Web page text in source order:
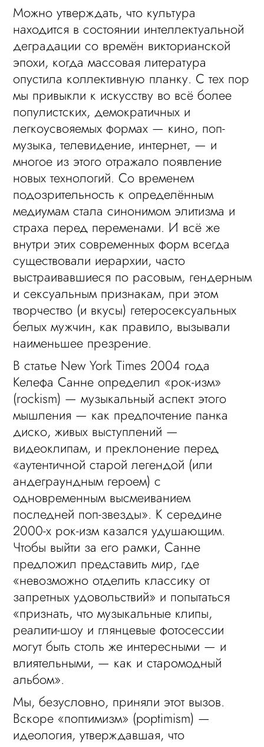
Можно утверждать, что культура
находится в состоянии интеллектуальной
деградации со времён викторианской
эпохи, когда массовая литература
опустила коллективную планку. С тех пор
мы привыкли к искусству во всё более
популистских, демократичных и
легкоусвояемых формах — кино, поп-
музыка, телевидение, интернет, — и
многое из этого отражало появление
новых технологий. Со временем
подозрительность к определённым
медиумам стала синонимом элитизма и
страха перед переменами. И всё же
внутри этих современных форм всегда
существовали иерархии, часто
выстраивавшиеся по расовым, гендерным
и сексуальным признакам, при этом
творчество (и вкусы) гетеросексуальных
белых мужчин, как правило, вызывали
наименьшее презрение.
В статье New York Times 2004 года
Келефа Санне определил «рок-изм»
(rockism) — музыкальный аспект этого
мышления — как предпочтение панка
диско, живых выступлений —
видеоклипам, и преклонение перед
«аутентичной старой легендой (или
андеграундным героем) с
одновременным высмеиванием
последней поп-звезды». К середине
2000-х рок-изм казался удушающим.
Чтобы выйти за его рамки, Санне
предложил представить мир, где
«невозможно отделить классику от
запретных удовольствий» и попытаться
«признать, что музыкальные клипы,
реалити-шоу и глянцевые фотосессии
могут быть столь же интересными — и
влиятельными, — как и старомодный
альбом».
Мы, безусловно, приняли этот вызов.
Вскоре «поптимизм» (poptimism) —
идеология, утверждавшая, что